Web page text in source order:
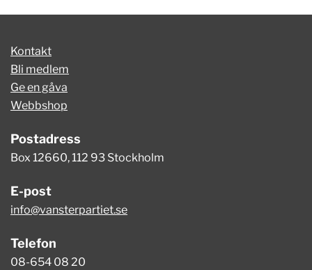
Kontakt
Bli medlem
Ge en gåva
Webbshop
Postadress
Box 12660, 112 93 Stockholm
E-post
info@vansterpartiet.se
Telefon
08-654 08 20